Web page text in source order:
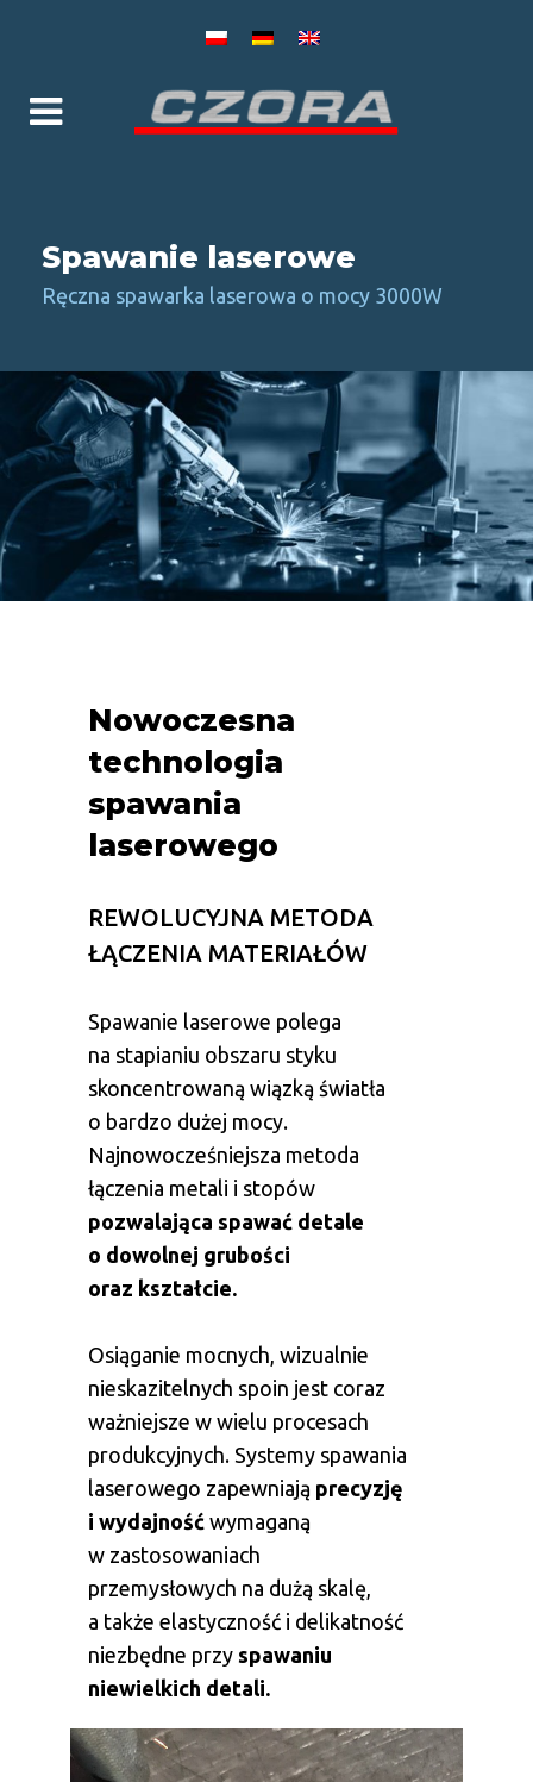
Spawanie laserowe
Ręczna spawarka laserowa o mocy 3000W
Nowoczesna
technologia
spawania
laserowego
REWOLUCYJNA METODA
ŁĄCZENIA MATERIAŁÓW
Spawanie laserowe polega
na stapianiu obszaru styku
skoncentrowaną wiązką światła
o bardzo dużej mocy.
Najnowocześniejsza metoda
łączenia metali i stopów
pozwalająca spawać detale
o dowolnej grubości
oraz kształcie.
Osiąganie mocnych, wizualnie
nieskazitelnych spoin jest coraz
ważniejsze w wielu procesach
produkcyjnych. Systemy spawania
laserowego zapewniają precyzję
i wydajność wymaganą
w zastosowaniach
przemysłowych na dużą skalę,
a także elastyczność i delikatność
niezbędne przy spawaniu
niewielkich detali.